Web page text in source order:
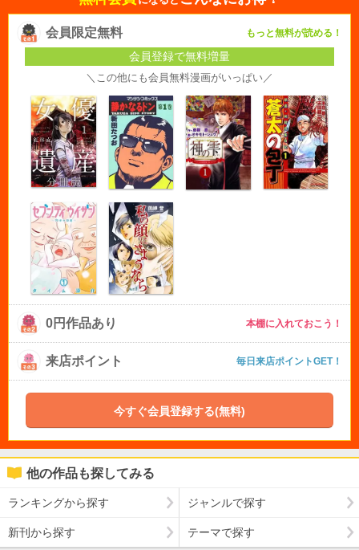
会員限定無料 もっと無料が読める！
会員登録で無料増量
＼この他にも会員無料漫画がいっぱい／
0円作品あり 本棚に入れておこう！
来店ポイント 毎日来店ポイントGET！
今すぐ会員登録する(無料)
他の作品も探してみる
ランキングから探す ジャンルで探す
新刊から探す テーマで探す